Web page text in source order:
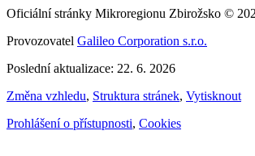
Oficiální stránky Mikroregionu Zbirožsko ©
Provozovatel Galileo Corporation s.r.o.
Poslední aktualizace: 22. 6. 2026
Změna vzhledu, Struktura stránek, Vytisknout
Prohlášení o přístupnosti, Cookies